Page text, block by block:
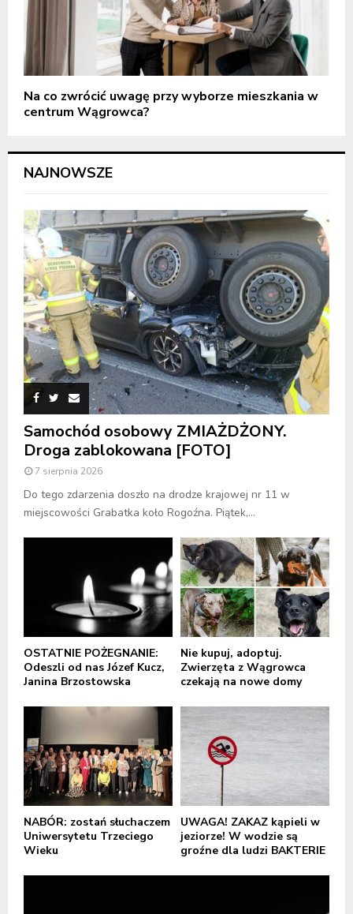
Na co zwrócić uwagę przy wyborze mieszkania w
centrum Wągrowca?
NAJNOWSZE
Samochód osobowy ZMIAŻDŻONY.
Droga zablokowana [FOTO]
7 sierpnia 2026
Do tego zdarzenia doszło na drodze krajowej nr 11 w
miejscowości Grabatka koło Rogoźna. Piątek,...
OSTATNIE POŻEGNANIE:
Odeszli od nas Józef Kucz,
Janina Brzostowska
Nie kupuj, adoptuj.
Zwierzęta z Wągrowca
czekają na nowe domy
NABÓR: zostań słuchaczem
Uniwersytetu Trzeciego
Wieku
UWAGA! ZAKAZ kąpieli w
jeziorze! W wodzie są
groźne dla ludzi BAKTERIE